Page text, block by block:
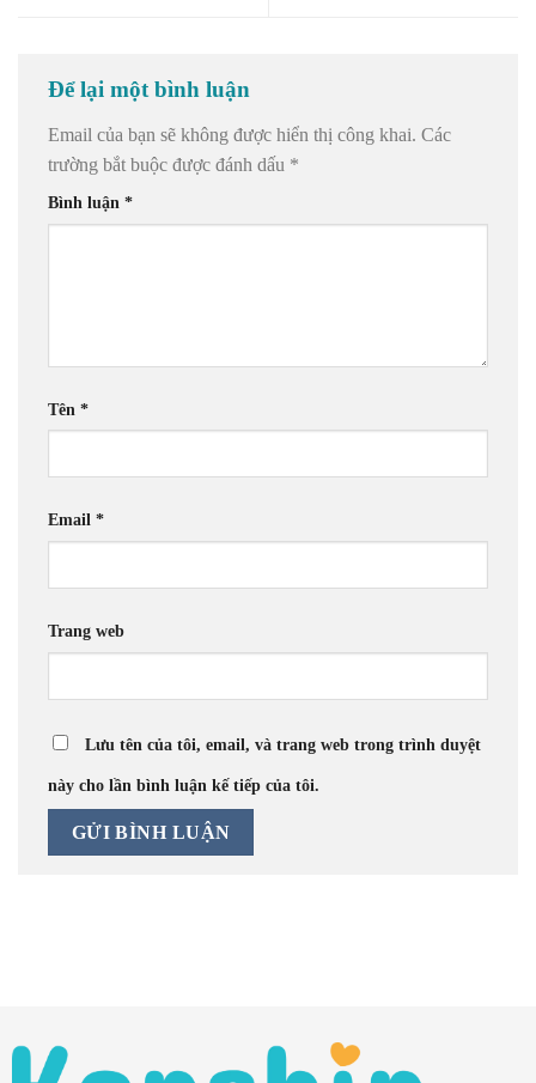
Để lại một bình luận
Email của bạn sẽ không được hiển thị công khai. Các
trường bắt buộc được đánh dấu *
Bình luận *
Tên *
Email *
Trang web
Lưu tên của tôi, email, và trang web trong trình duyệt
này cho lần bình luận kế tiếp của tôi.